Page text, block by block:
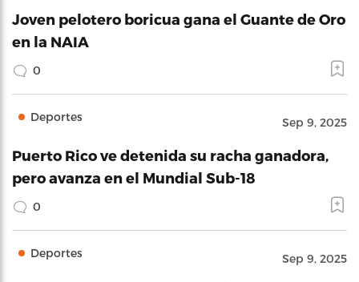
Joven pelotero boricua gana el Guante de Oro
en la NAIA
0
Deportes Sep 9, 2025
Puerto Rico ve detenida su racha ganadora,
pero avanza en el Mundial Sub-18
0
Deportes Sep 9, 2025